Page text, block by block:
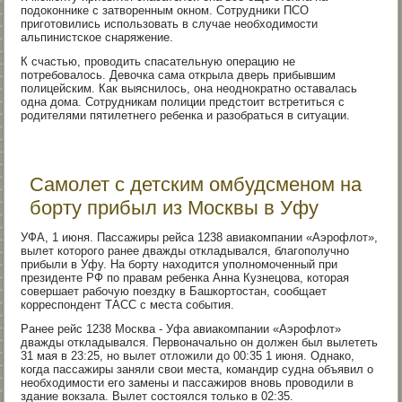
подоконнике с затворенным окном. Сотрудники ПСО
приготовились использовать в случае необходимости
альпинистское снаряжение.
К счастью, проводить спасательную операцию не
потребовалось. Девочка сама открыла дверь прибывшим
полицейским. Как выяснилось, она неоднократно оставалась
одна дома. Сотрудникам полиции предстоит встретиться с
родителями пятилетнего ребенка и разобраться в ситуации.
Самолет с детским омбудсменом на
борту прибыл из Москвы в Уфу
УФА, 1 июня. Пассажиры рейса 1238 авиакомпании «Аэрофлот»,
вылет которого ранее дважды откладывался, благополучно
прибыли в Уфу. На борту находится уполномоченный при
президенте РФ по правам ребенка Анна Кузнецова, которая
совершает рабочую поездку в Башкортостан, сообщает
корреспондент ТАСС с места события.
Ранее рейс 1238 Москва - Уфа авиакомпании «Аэрофлот»
дважды откладывался. Первоначально он должен был вылететь
31 мая в 23:25, но вылет отложили до 00:35 1 июня. Однако,
когда пассажиры заняли свои места, командир судна объявил о
необходимости его замены и пассажиров вновь проводили в
здание вокзала. Вылет состоялся только в 02:35.